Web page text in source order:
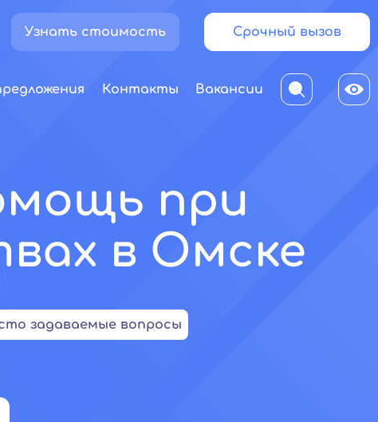
Узнать стоимость Срочный вызов
Контакты Вакансии
при
в Омске
задаваемые вопросы